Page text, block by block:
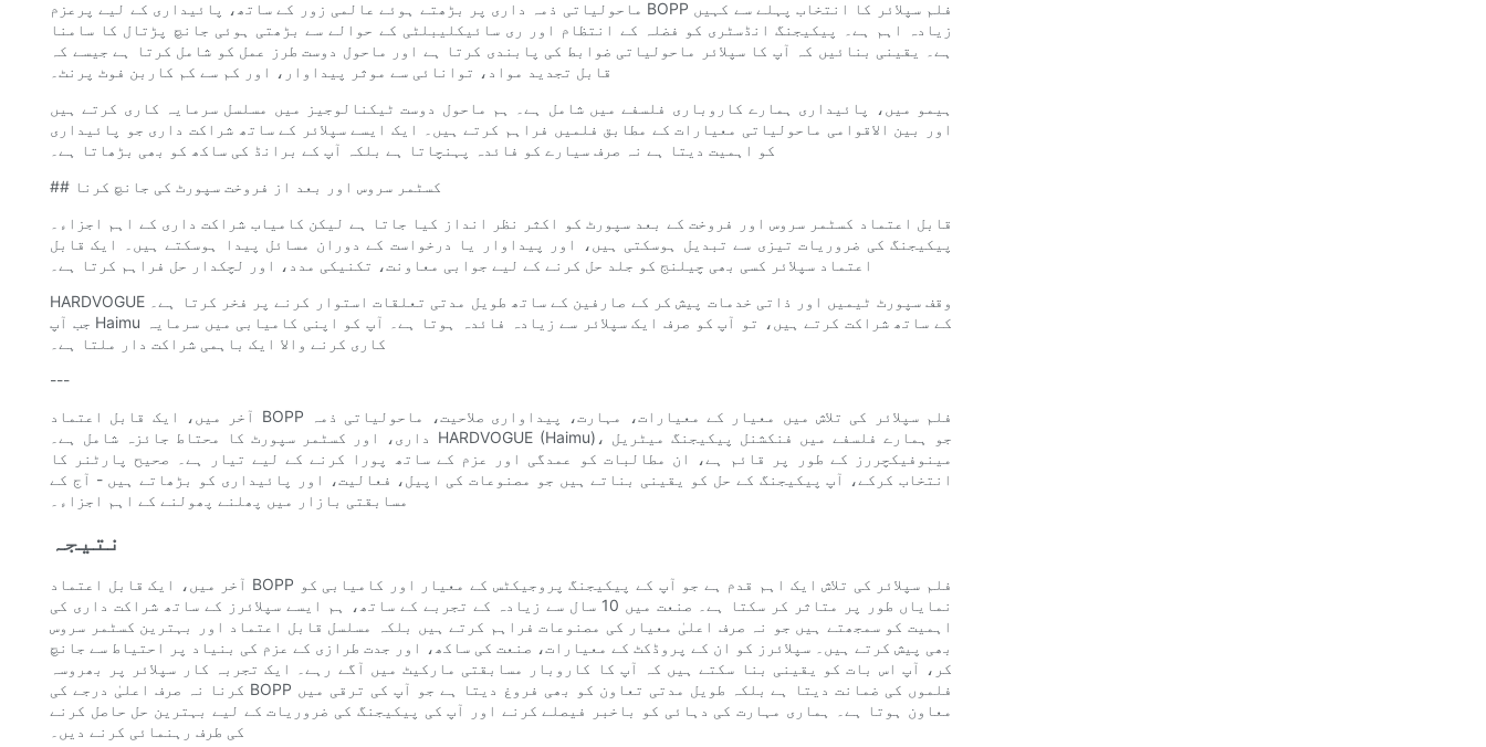
ماحولیاتی ذمہ داری پر بڑھتے ہوئے عالمی زور کے ساتھ، پائیداری کے لیے پرعزم BOPP فلم سپلائر کا انتخاب پہلے سے کہیں
زیادہ اہم ہے۔ پیکیجنگ انڈسٹری کو فضلہ کے انتظام اور ری سائیکلیبلٹی کے حوالے سے بڑھتی ہوئی جانچ پڑتال کا سامنا
ہے۔ یقینی بنائیں کہ آپ کا سپلائر ماحولیاتی ضوابط کی پابندی کرتا ہے اور ماحول دوست طرز عمل کو شامل کرتا ہے جیسے کہ
قابل تجدید مواد، توانائی سے موثر پیداوار، اور کم سے کم کاربن فوٹ پرنٹ۔
ہیمو میں، پائیداری ہمارے کاروباری فلسفے میں شامل ہے۔ ہم ماحول دوست ٹیکنالوجیز میں مسلسل سرمایہ کاری کرتے ہیں
اور بین الاقوامی ماحولیاتی معیارات کے مطابق فلمیں فراہم کرتے ہیں۔ ایک ایسے سپلائر کے ساتھ شراکت داری جو پائیداری
کو اہمیت دیتا ہے نہ صرف سیارے کو فائدہ پہنچاتا ہے بلکہ آپ کے برانڈ کی ساکھ کو بھی بڑھاتا ہے۔
## کسٹمر سروس اور بعد از فروخت سپورٹ کی جانچ کرنا
قابل اعتماد کسٹمر سروس اور فروخت کے بعد سپورٹ کو اکثر نظر انداز کیا جاتا ہے لیکن کامیاب شراکت داری کے اہم اجزاء۔
پیکیجنگ کی ضروریات تیزی سے تبدیل ہوسکتی ہیں، اور پیداوار یا درخواست کے دوران مسائل پیدا ہوسکتے ہیں۔ ایک قابل
اعتماد سپلائر کسی بھی چیلنج کو جلد حل کرنے کے لیے جوابی معاونت، تکنیکی مدد، اور لچکدار حل فراہم کرتا ہے۔
HARDVOGUE وقف سپورٹ ٹیمیں اور ذاتی خدمات پیش کر کے صارفین کے ساتھ طویل مدتی تعلقات استوار کرنے پر فخر کرتا ہے۔
جب آپ Haimu کے ساتھ شراکت کرتے ہیں، تو آپ کو صرف ایک سپلائر سے زیادہ فائدہ ہوتا ہے۔ آپ کو اپنی کامیابی میں سرمایہ
کاری کرنے والا ایک باہمی شراکت دار ملتا ہے۔
---
آخر میں، ایک قابل اعتماد BOPP فلم سپلائر کی تلاش میں معیار کے معیارات، مہارت، پیداواری صلاحیت، ماحولیاتی ذمہ
داری، اور کسٹمر سپورٹ کا محتاط جائزہ شامل ہے۔ HARDVOGUE (Haimu)، جو ہمارے فلسفے میں فنکشنل پیکیجنگ میٹریل
مینوفیکچررز کے طور پر قائم ہے، ان مطالبات کو عمدگی اور عزم کے ساتھ پورا کرنے کے لیے تیار ہے۔ صحیح پارٹنر کا
انتخاب کرکے، آپ پیکیجنگ کے حل کو یقینی بناتے ہیں جو مصنوعات کی اپیل، فعالیت، اور پائیداری کو بڑھاتے ہیں - آج کے
مسابقتی بازار میں پھلنے پھولنے کے اہم اجزاء۔
نتیجہ
آخر میں، ایک قابل اعتماد BOPP فلم سپلائر کی تلاش ایک اہم قدم ہے جو آپ کے پیکیجنگ پروجیکٹس کے معیار اور کامیابی کو
نمایاں طور پر متاثر کر سکتا ہے۔ صنعت میں 10 سال سے زیادہ کے تجربے کے ساتھ، ہم ایسے سپلائرز کے ساتھ شراکت داری کی
اہمیت کو سمجھتے ہیں جو نہ صرف اعلیٰ معیار کی مصنوعات فراہم کرتے ہیں بلکہ مسلسل قابل اعتماد اور بہترین کسٹمر سروس
بھی پیش کرتے ہیں۔ سپلائرز کو ان کے پروڈکٹ کے معیارات، صنعت کی ساکھ، اور جدت طرازی کے عزم کی بنیاد پر احتیاط سے جانچ
کر، آپ اس بات کو یقینی بنا سکتے ہیں کہ آپ کا کاروبار مسابقتی مارکیٹ میں آگے رہے۔ ایک تجربہ کار سپلائر پر بھروسہ
کرنا نہ صرف اعلیٰ درجے کی BOPP فلموں کی ضمانت دیتا ہے بلکہ طویل مدتی تعاون کو بھی فروغ دیتا ہے جو آپ کی ترقی میں
معاون ہوتا ہے۔ ہماری مہارت کی دہائی کو باخبر فیصلے کرنے اور آپ کی پیکیجنگ کی ضروریات کے لیے بہترین حل حاصل کرنے
کی طرف رہنمائی کرنے دیں۔